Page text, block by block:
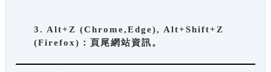
3. Alt+Z (Chrome,Edge), Alt+Shift+Z
(Firefox)：頁尾網站資訊。